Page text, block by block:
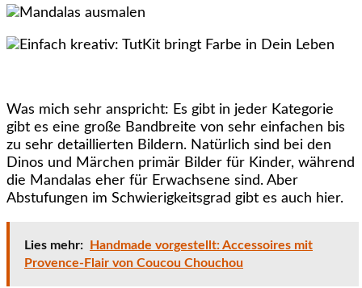
Was mich sehr anspricht: Es gibt in jeder Kategorie
gibt es eine große Bandbreite von sehr einfachen bis
zu sehr detaillierten Bildern. Natürlich sind bei den
Dinos und Märchen primär Bilder für Kinder, während
die Mandalas eher für Erwachsene sind. Aber
Abstufungen im Schwierigkeitsgrad gibt es auch hier.
Lies mehr:
Handmade vorgestellt: Accessoires mit
Provence-Flair von Coucou Chouchou